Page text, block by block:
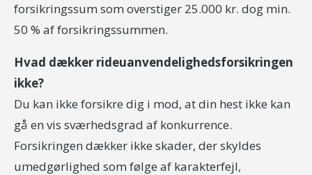
forsikringssum som overstiger 25.000 kr. dog min.
50 % af forsikringssummen.
Hvad dækker rideuanvendelighedsforsikringen
ikke?
Du kan ikke forsikre dig i mod, at din hest ikke kan
gå en vis sværhedsgrad af konkurrence.
Forsikringen dækker ikke skader, der skyldes
umedgørlighed som følge af karakterfejl,